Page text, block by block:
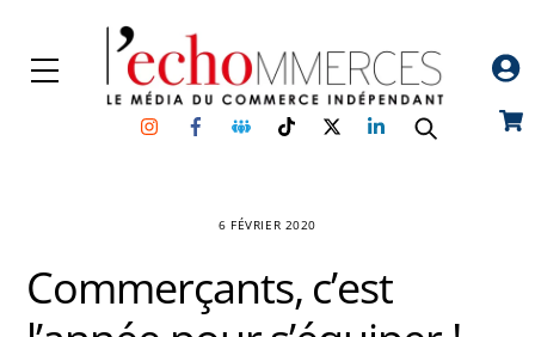
content
Menu
InstagramFacebookGroupe
Facebook
TikTokTwitterLinkedin
6 FÉVRIER 2020
Commerçants, c’est